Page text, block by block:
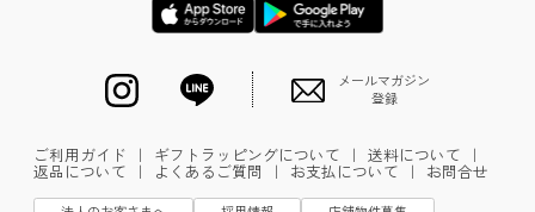
メールマガジン
登録
ご利用ガイド ｜ ギフトラッピングについて ｜ 送料について ｜
返品について ｜ よくあるご質問 ｜ お支払について ｜ お問合せ